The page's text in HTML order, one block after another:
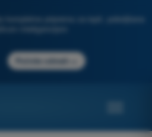
kompletna priprema za ispit, poboljšana
Počnite odmah